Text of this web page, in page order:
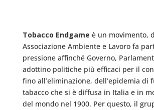
Tobacco Endgame è un movimento,
Associazione Ambiente e Lavoro fa
pressione affinché Governo,
adottino politiche più efficaci per il
fino all’eliminazione, dell’epidemia di
tabacco che si è diffusa in Italia e in
del mondo nel 1900. Per questo, il